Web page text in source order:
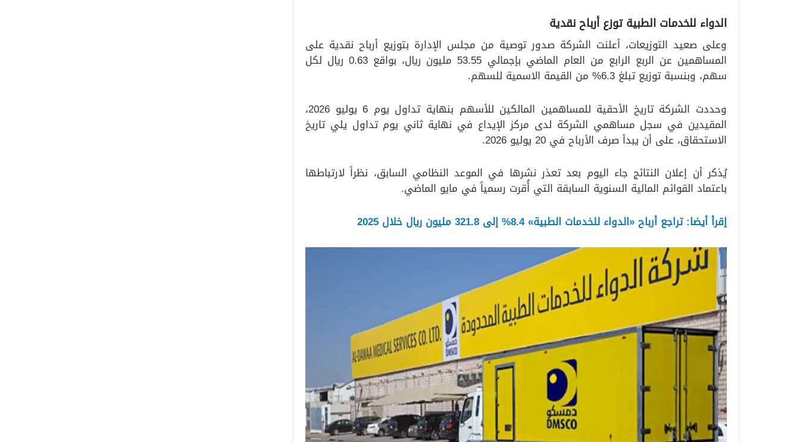
الدواء للخدمات الطبية توزع أرباح نقدية
وعلى صعيد التوزيعات، أعلنت الشركة صدور توصية من مجلس الإدارة بتوزيع أرباح نقدية على
المساهمين عن الربع الرابع من العام الماضي بإجمالي 53.55 مليون ريال، بواقع 0.63 ريال لكل
سهم، وبنسبة توزيع تبلغ 6.3% من القيمة الاسمية للسهم.
وحددت الشركة تاريخ الأحقية للمساهمين المالكين للأسهم بنهاية تداول يوم 6 يوليو 2026،
المقيدين في سجل مساهمي الشركة لدى مركز الإيداع في نهاية ثاني يوم تداول يلي تاريخ
الاستحقاق، على أن يبدأ صرف الأرباح في 20 يوليو 2026.
يُذكر أن إعلان النتائج جاء اليوم بعد تعذر نشرها في الموعد النظامي السابق، نظراً لارتباطها
باعتماد القوائم المالية السنوية السابقة التي أُقرت رسمياً في مايو الماضي.
إقرأ أيضا: تراجع أرباح «الدواء للخدمات الطبية» 8.4% إلى 321.8 مليون ريال خلال 2025